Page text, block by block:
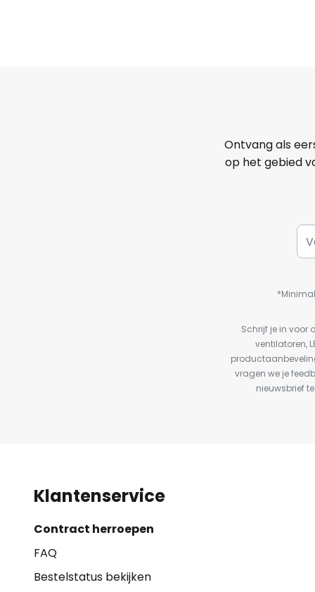
Ontvang als
op het gebied
Schrijf je in voor
ventilatoren,
vragen we je
nieuwsbrief
Klantenservice
Contract herroepen
FAQ
Bestelstatus bekijken